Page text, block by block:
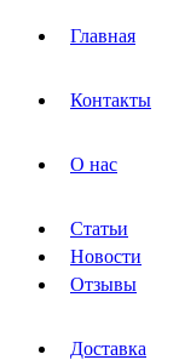
Главная
Контакты
О нас
Статьи
Новости
Отзывы
Доставка